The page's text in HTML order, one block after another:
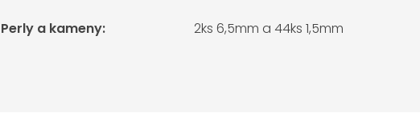
Perly a kameny: 2ks 6,5mm a 44ks 1,5mm